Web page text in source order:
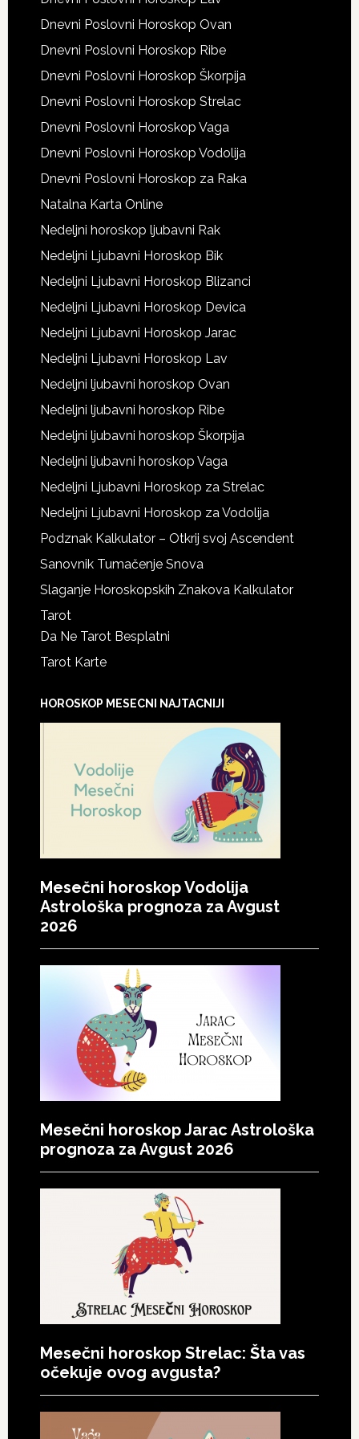
Dnevni Poslovni Horoskop Ovan
Dnevni Poslovni Horoskop Ribe
Dnevni Poslovni Horoskop Škorpija
Dnevni Poslovni Horoskop Strelac
Dnevni Poslovni Horoskop Vaga
Dnevni Poslovni Horoskop Vodolija
Dnevni Poslovni Horoskop za Raka
Natalna Karta Online
Nedeljni horoskop ljubavni Rak
Nedeljni Ljubavni Horoskop Bik
Nedeljni Ljubavni Horoskop Blizanci
Nedeljni Ljubavni Horoskop Devica
Nedeljni Ljubavni Horoskop Jarac
Nedeljni Ljubavni Horoskop Lav
Nedeljni ljubavni horoskop Ovan
Nedeljni ljubavni horoskop Ribe
Nedeljni ljubavni horoskop Škorpija
Nedeljni ljubavni horoskop Vaga
Nedeljni Ljubavni Horoskop za Strelac
Nedeljni Ljubavni Horoskop za Vodolija
Podznak Kalkulator – Otkrij svoj Ascendent
Sanovnik Tumačenje Snova
Slaganje Horoskopskih Znakova Kalkulator
Tarot
Da Ne Tarot Besplatni
Tarot Karte
HOROSKOP MESECNI NAJTACNIJI
Mesečni horoskop Vodolija
Astrološka prognoza za Avgust
2026
Mesečni horoskop Jarac Astrološka
prognoza za Avgust 2026
Mesečni horoskop Strelac: Šta vas
očekuje ovog avgusta?